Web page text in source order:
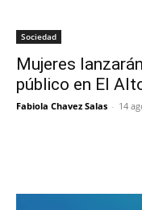
Sociedad
Mujeres
público en El
Fabiola Chavez Salas - 14